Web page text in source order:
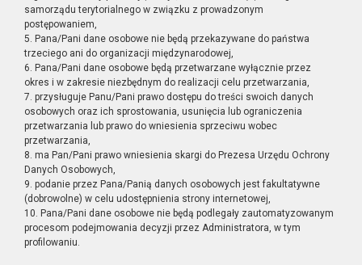
samorządu terytorialnego w związku z prowadzonym
postępowaniem,
5. Pana/Pani dane osobowe nie będą przekazywane do państwa
trzeciego ani do organizacji międzynarodowej,
6. Pana/Pani dane osobowe będą przetwarzane wyłącznie przez
okres i w zakresie niezbędnym do realizacji celu przetwarzania,
7. przysługuje Panu/Pani prawo dostępu do treści swoich danych
osobowych oraz ich sprostowania, usunięcia lub ograniczenia
przetwarzania lub prawo do wniesienia sprzeciwu wobec
przetwarzania,
8. ma Pan/Pani prawo wniesienia skargi do Prezesa Urzędu Ochrony
Danych Osobowych,
9. podanie przez Pana/Panią danych osobowych jest fakultatywne
(dobrowolne) w celu udostępnienia strony internetowej,
10. Pana/Pani dane osobowe nie będą podlegały zautomatyzowanym
procesom podejmowania decyzji przez Administratora, w tym
profilowaniu.